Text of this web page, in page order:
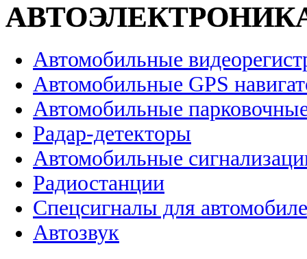
Автомобильные
Автомобильные GPS
Автомобильные
Радар-детекторы
Автомобильные
Радиостанции
Спецсигналы для
Автозвук